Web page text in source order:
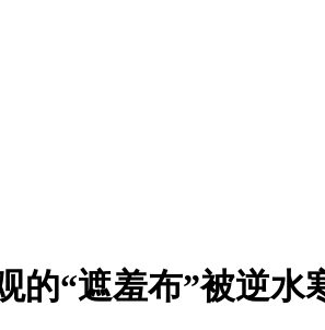
的“遮羞布”被逆水